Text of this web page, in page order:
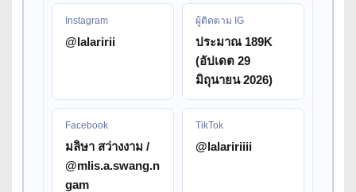
Instagram
@lalaririi
ผู้ติดตาม IG
ประมาณ 189K
(อัปเดต 29
มิถุนายน 2026)
Facebook
มลิษา สว่างงาม /
@mlis.a.swang.n
gam
TikTok
@lalaririiii